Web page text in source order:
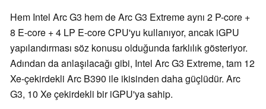
Hem Intel Arc G3 hem de Arc G3 Extreme aynı 2 P-core +
8 E-core + 4 LP E-core CPU'yu kullanıyor, ancak iGPU
yapılandırması söz konusu olduğunda farklılık gösteriyor.
Adından da anlaşılacağı gibi, Intel Arc G3 Extreme, tam 12
Xe-çekirdekli Arc B390 ile ikisinden daha güçlüdür. Arc
G3, 10 Xe çekirdekli bir iGPU'ya sahip.